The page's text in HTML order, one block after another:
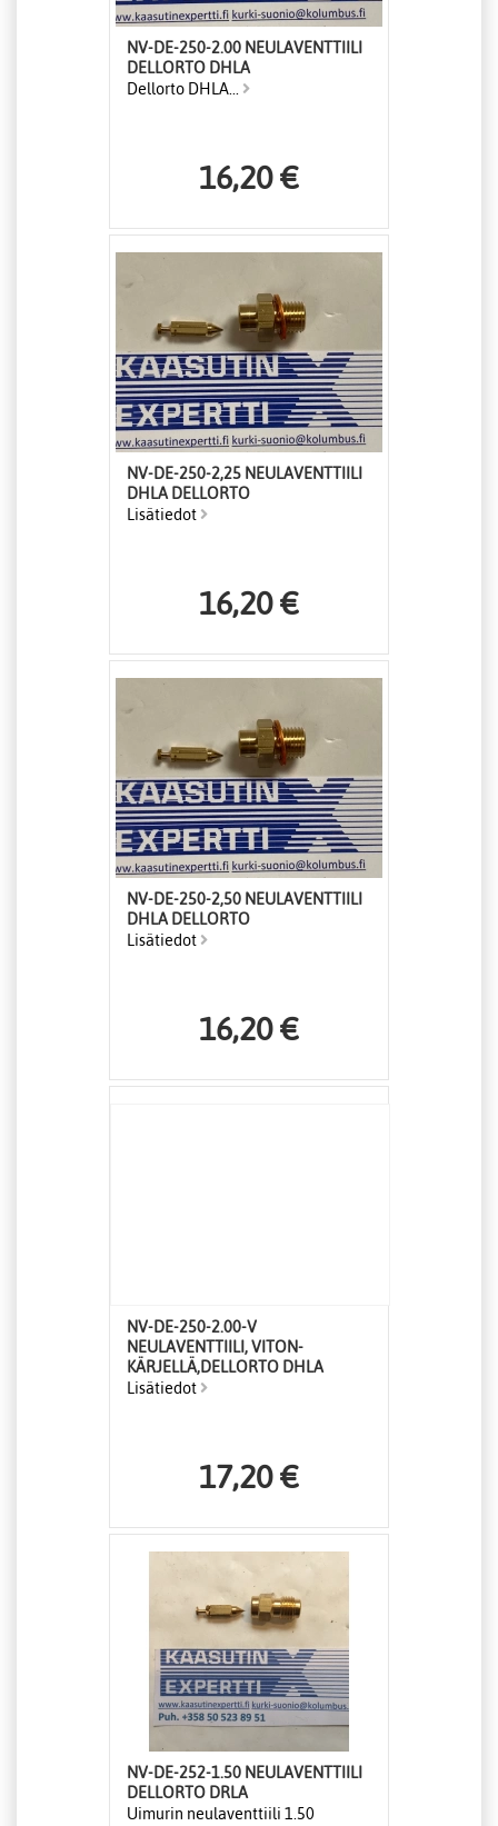
NV-DE-250-2.00 NEULAVENTTIILI
DELLORTO DHLA
Dellorto DHLA...
16,20 €
NV-DE-250-2,25 NEULAVENTTIILI
DHLA DELLORTO
Lisätiedot
16,20 €
NV-DE-250-2,50 NEULAVENTTIILI
DHLA DELLORTO
Lisätiedot
16,20 €
NV-DE-250-2.00-V
NEULAVENTTIILI, VITON-
KÄRJELLÄ,DELLORTO DHLA
Lisätiedot
17,20 €
NV-DE-252-1.50 NEULAVENTTIILI
DELLORTO DRLA
Uimurin neulaventtiili 1.50